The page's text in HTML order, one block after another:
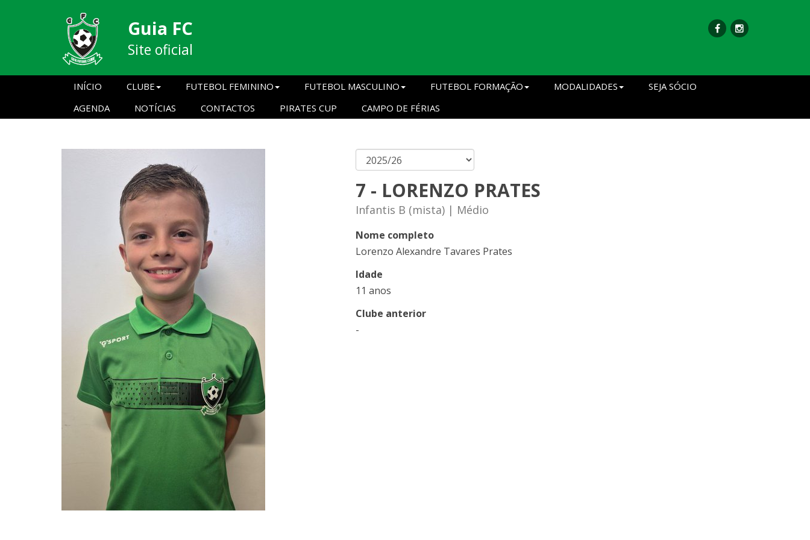
Guia FC
Site oficial
INÍCIO CLUBE FUTEBOL FEMININO FUTEBOL MASCULINO FUTEBOL FORMAÇÃO MODALIDADES
SEJA SÓCIO
AGENDA
NOTÍCIAS CONTACTOS PIRATES CUP CAMPO DE FÉRIAS
7 - LORENZO PRATES
Infantis B (mista) | Médio
Nome completo
Lorenzo Alexandre Tavares Prates
Idade
11 anos
Clube anterior
-